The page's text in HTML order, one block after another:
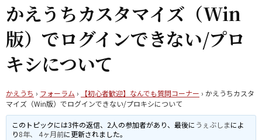
ム
かえうちカスタマイズ（Win
版）でログインできない/プロ
キシについて
かえうち › フォーラム › 【初心者歓迎】なんでも質問コーナー › かえうちカスタ
マイズ（Win版）でログインできない/プロキシについて
このトピックには3件の返信、2人の参加者があり、最後に うぇぶしまによ
り8年、 4ヶ月前に更新されました。